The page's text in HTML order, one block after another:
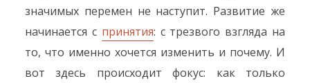
значимых перемен не наступит. Развитие же
начинается с принятия: с трезвого взгляда на
то, что именно хочется изменить и почему. И
вот здесь происходит фокус: как только